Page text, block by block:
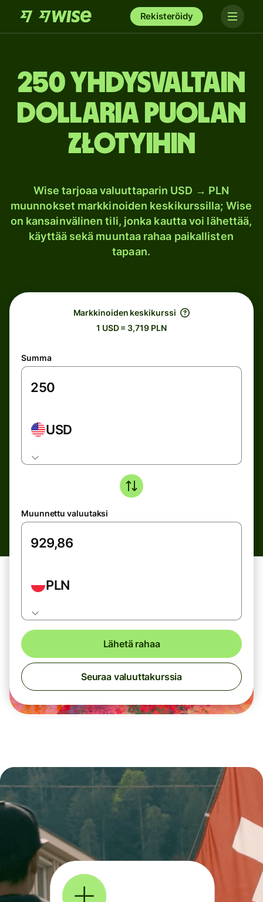
Rekisteröidy
250 Yhdysvaltain
dollaria Puolan
złotyihin
Wise tarjoaa valuuttaparin USD → PLN
muunnokset markkinoiden keskikurssilla; Wise
on kansainvälinen tili, jonka kautta voi lähettää,
käyttää sekä muuntaa rahaa paikallisten
tapaan.
Markkinoiden keskikurssi
1 USD = 3,719 PLN
Summa
USD
Muunnettu valuutaksi
PLN
Lähetä rahaa
Seuraa valuuttakurssia